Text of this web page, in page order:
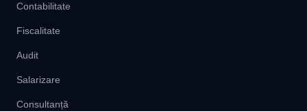
Contabilitate
Fiscalitate
Audit
Salarizare
Consultanță